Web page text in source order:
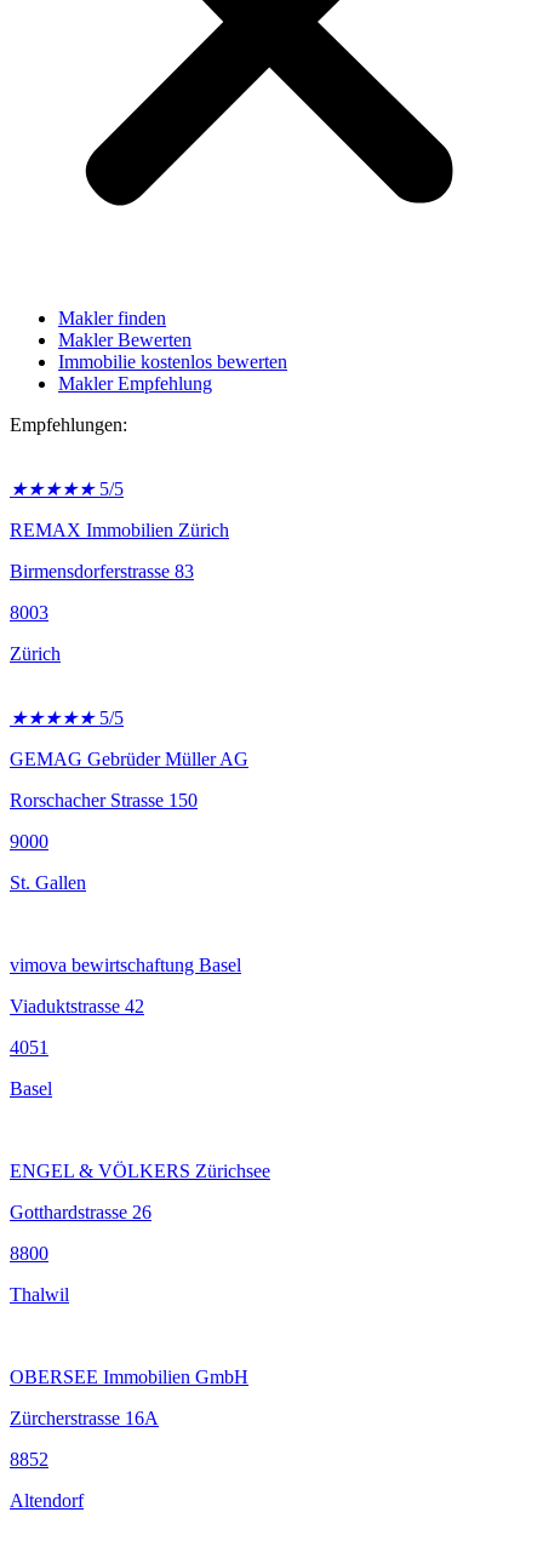
Makler finden
Makler Bewerten
Immobilie kostenlos bewerten
Makler Empfehlung
Empfehlungen:
★★★★★ 5/5
REMAX Immobilien Zürich
Birmensdorferstrasse 83
8003
Zürich
★★★★★ 5/5
GEMAG Gebrüder Müller AG
Rorschacher Strasse 150
9000
St. Gallen
vimova bewirtschaftung Basel
Viaduktstrasse 42
4051
Basel
ENGEL & VÖLKERS Zürichsee
Gotthardstrasse 26
8800
Thalwil
OBERSEE Immobilien GmbH
Zürcherstrasse 16A
8852
Altendorf